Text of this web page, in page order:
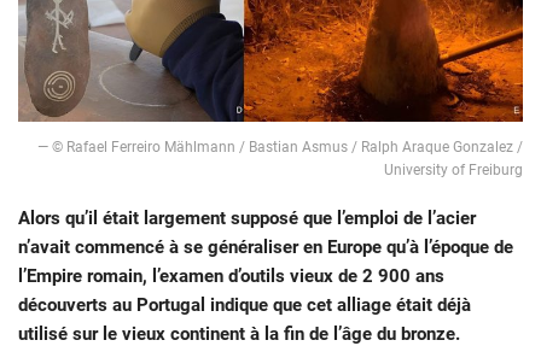
— © Rafael Ferreiro Mählmann / Bastian Asmus / Ralph Araque Gonzalez /
University of Freiburg
Alors qu’il était largement supposé que l’emploi de l’acier
n’avait commencé à se généraliser en Europe qu’à l’époque de
l’Empire romain, l’examen d’outils vieux de 2 900 ans
découverts au Portugal indique que cet alliage était déjà
utilisé sur le vieux continent à la fin de l’âge du bronze.